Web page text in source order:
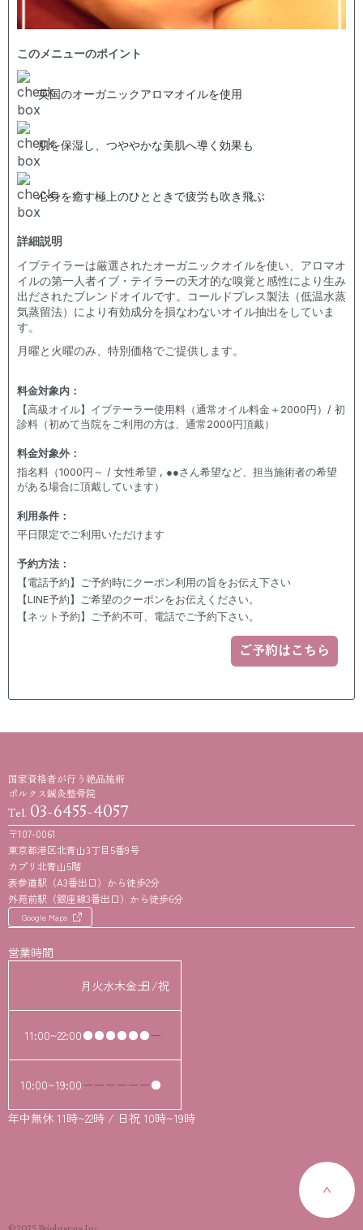
このメニューのポイント
英国のオーガニックアロマオイルを使用
肌を保湿し、つややかな美肌へ導く効果も
心身を癒す極上のひとときで疲労も吹き飛ぶ
詳細説明
イブテイラーは厳選されたオーガニックオイルを使い、アロマオ
イルの第一人者イブ・テイラーの天才的な嗅覚と感性により生み
出だされたブレンドオイルです。コールドプレス製法（低温水蒸
気蒸留法）により有効成分を損なわないオイル抽出をしていま
す。
月曜と火曜のみ、特別価格でご提供します。
料金対象内 ：
【高級オイル】イブテーラー使用料（通常オイル料金＋2000円）/ 初
診料（初めて当院をご利用の方は、通常2000円頂戴）
料金対象外 ：
指名料（1000円～ / 女性希望 , ●●さん希望など、担当施術者の希望
がある場合に頂戴しています）
利用条件：
平日限定でご利用いただけます
予約方法：
【電話予約】ご予約時にクーポン利用の旨をお伝え下さい
【LINE予約】ご希望のクーポンをお伝えください。
【ネット予約】ご予約不可、電話でご予約下さい。
ご予約はこちら
国家資格者が行う絶品施術
ポルクス鍼灸整骨院
Tel. 03-6455-4057
〒107-0061
東京都港区北青山3丁目5番9号
カプリ北青山5階
表参道駅（A3番出口）から徒歩2分
外苑前駅（銀座線3番出口）から徒歩6分
Google Maps
営業時間
月 火水木金土
日/祝
11:00~22:00
10:00~19:00
年中無休 11時~22時 / 日祝 10時~19時